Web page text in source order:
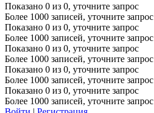
Показано 0 из 0, уточните запрос
Более 1000 записей, уточните запрос
Показано 0 из 0, уточните запрос
Более 1000 записей, уточните запрос
Показано 0 из 0, уточните запрос
Более 1000 записей, уточните запрос
Показано 0 из 0, уточните запрос
Более 1000 записей, уточните запрос
Показано 0 из 0, уточните запрос
Более 1000 записей, уточните запрос